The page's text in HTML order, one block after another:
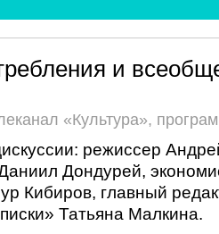
и
«Культура»,
режиссер
Дондурей,
Кибиров, главный
Татьяна Малкина.